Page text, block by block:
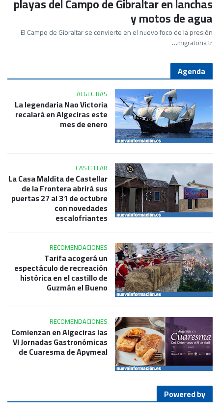
y motos de agua
El Campo de Gibraltar se convierte en el nuevo foco de la presión
migratoria tr…
Agenda
ALGECIRAS
La legendaria Nao Victoria
recalará en Algeciras este
mes de enero
CASTELLAR
La Casa Maldita de Castellar
de la Frontera abrirá sus
puertas 27 al 31 de octubre
con novedades
escalofriantes
RECOMENDACIONES
Tarifa acogerá un
espectáculo de recreación
histórica en el castillo de
Guzmán el Bueno
RECOMENDACIONES
Comienzan en Algeciras las
VI Jornadas Gastronómicas
de Cuaresma de Apymeal
Powered by